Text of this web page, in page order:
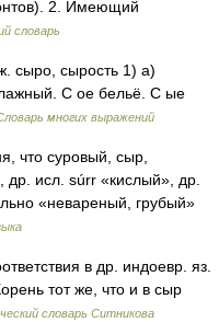
2. Имеющий
словарь
сыро, сырость 1) а)
С ое бельё. С ые
многих выражений
что суровый, сыр,
исл. súrr «кислый», др.
«невареный, грубый»
в др. индоевр. яз.
тот же, что и в сыр
словарь Ситникова